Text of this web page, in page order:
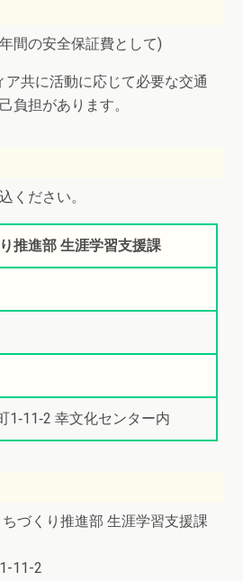
間の安全保証費として)
共に活動に応じて必要な交通
負担があります。
ください。
推進部 生涯学習支援課
1‐11‐2 幸文化センター内
づくり推進部 生涯学習支援課
11-2